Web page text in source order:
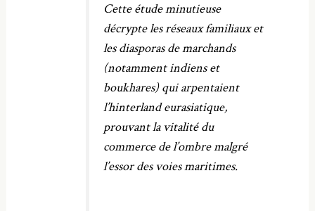
Cette étude minutieuse
décrypte les réseaux familiaux et
les diasporas de marchands
(notamment indiens et
boukhares) qui arpentaient
l’hinterland eurasiatique,
prouvant la vitalité du
commerce de l’ombre malgré
l’essor des voies maritimes.